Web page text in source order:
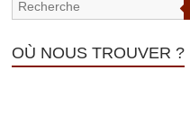
OÙ NOUS TROUVER ?